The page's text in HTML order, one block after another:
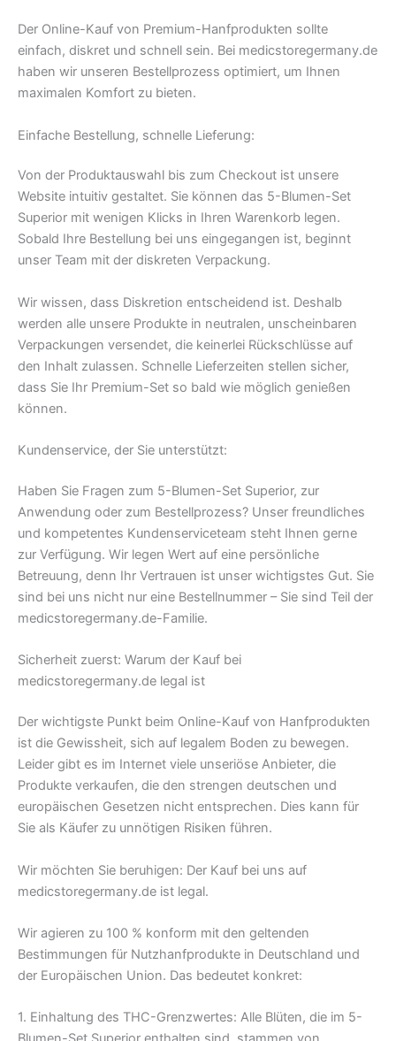
Der Online-Kauf von Premium-Hanfprodukten sollte
einfach, diskret und schnell sein. Bei medicstoregermany.de
haben wir unseren Bestellprozess optimiert, um Ihnen
maximalen Komfort zu bieten.
Einfache Bestellung, schnelle Lieferung:
Von der Produktauswahl bis zum Checkout ist unsere
Website intuitiv gestaltet. Sie können das 5-Blumen-Set
Superior mit wenigen Klicks in Ihren Warenkorb legen.
Sobald Ihre Bestellung bei uns eingegangen ist, beginnt
unser Team mit der diskreten Verpackung.
Wir wissen, dass Diskretion entscheidend ist. Deshalb
werden alle unsere Produkte in neutralen, unscheinbaren
Verpackungen versendet, die keinerlei Rückschlüsse auf
den Inhalt zulassen. Schnelle Lieferzeiten stellen sicher,
dass Sie Ihr Premium-Set so bald wie möglich genießen
können.
Kundenservice, der Sie unterstützt:
Haben Sie Fragen zum 5-Blumen-Set Superior, zur
Anwendung oder zum Bestellprozess? Unser freundliches
und kompetentes Kundenserviceteam steht Ihnen gerne
zur Verfügung. Wir legen Wert auf eine persönliche
Betreuung, denn Ihr Vertrauen ist unser wichtigstes Gut. Sie
sind bei uns nicht nur eine Bestellnummer – Sie sind Teil der
medicstoregermany.de-Familie.
Sicherheit zuerst: Warum der Kauf bei
medicstoregermany.de legal ist
Der wichtigste Punkt beim Online-Kauf von Hanfprodukten
ist die Gewissheit, sich auf legalem Boden zu bewegen.
Leider gibt es im Internet viele unseriöse Anbieter, die
Produkte verkaufen, die den strengen deutschen und
europäischen Gesetzen nicht entsprechen. Dies kann für
Sie als Käufer zu unnötigen Risiken führen.
Wir möchten Sie beruhigen: Der Kauf bei uns auf
medicstoregermany.de ist legal.
Wir agieren zu 100 % konform mit den geltenden
Bestimmungen für Nutzhanfprodukte in Deutschland und
der Europäischen Union. Das bedeutet konkret:
1. Einhaltung des THC-Grenzwertes: Alle Blüten, die im 5-